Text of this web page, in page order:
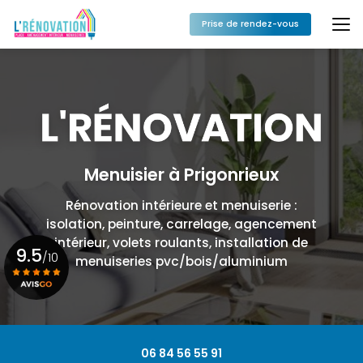
au
contenu
principal
Prise de rendez-vous
Menuisier à Prigonrieux
Rénovation intérieure et menuiserie :
isolation, peinture, carrelage, agencement
intérieur, volets roulants, installation de
menuiseries pvc/bois/aluminium
06 84 56 55 91
9.5/10